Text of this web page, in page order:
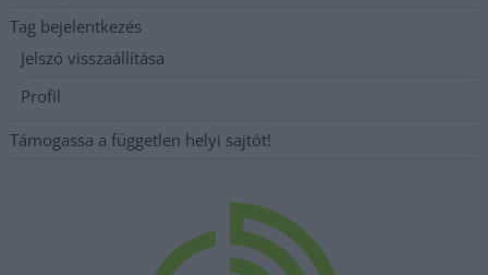
Tag bejelentkezés
Jelszó visszaállítása
Profil
Támogassa a független helyi sajtót!